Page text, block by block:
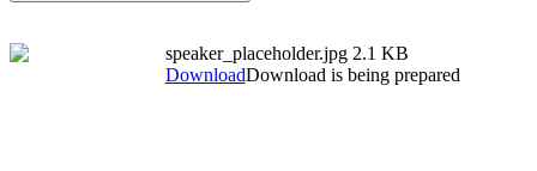
speaker_placeholder.jpg 2.1 KB
DownloadDownload is being prepared